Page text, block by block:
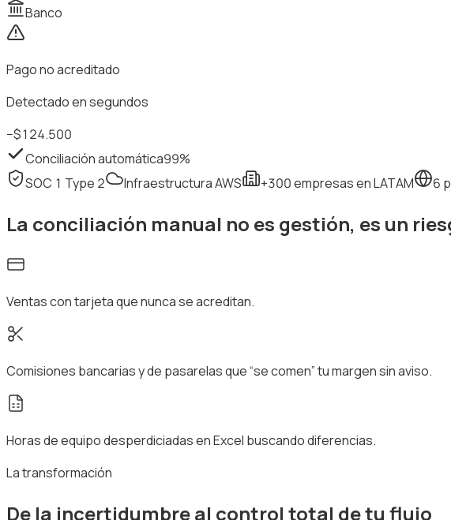
Banco
Pago no acreditado
Detectado en segundos
−$124.500
Conciliación automática99%
SOC 1 Type 2
Infraestructura AWS +300 empresas en LATAM 6
La conciliación manual no es gestión, es un
Ventas con tarjeta que nunca se acreditan.
Comisiones bancarias y de pasarelas que “se comen” tu margen sin aviso.
Horas de equipo desperdiciadas en Excel buscando diferencias.
La transformación
De la incertidumbre al control total de tu flujo